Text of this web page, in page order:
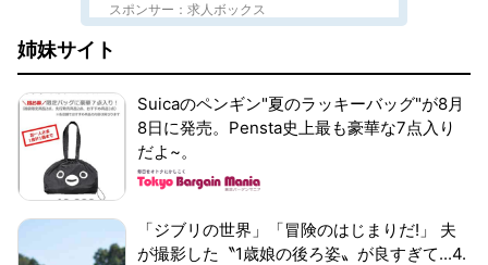
スポンサー：求人ボックス
姉妹サイト
Suicaのペンギン"夏のラッキーバッグ"が8月
8日に発売。Pensta史上最も豪華な7点入り
だよ~。
「ジブリの世界」「冒険のはじまりだ!」 夫
が撮影した〝1歳娘の後ろ姿〟が良すぎて...4.